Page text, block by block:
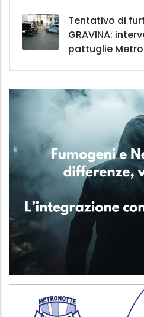
Tentativo di
GRAVINA:
pattuglie